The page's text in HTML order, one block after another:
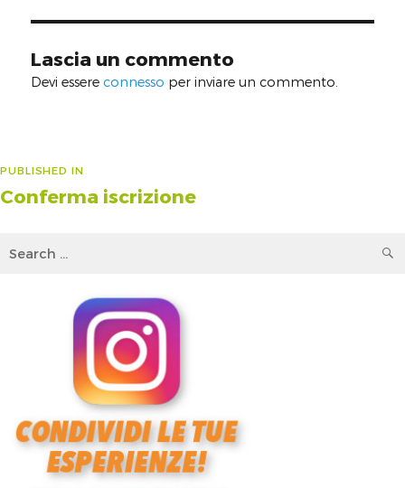
Lascia un commento
Devi essereconnesso per inviare un commento.
Navigazione
articoli
PUBLISHED IN
Conferma iscrizione